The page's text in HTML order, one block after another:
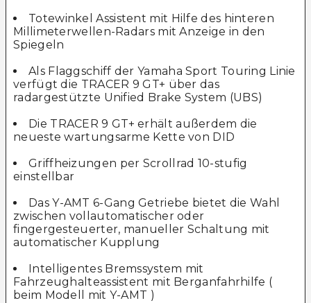
Totewinkel Assistent mit Hilfe des hinteren
Millimeterwellen-Radars mit Anzeige in den
Spiegeln
Als Flaggschiff der Yamaha Sport Touring Linie
verfügt die TRACER 9 GT+ über das
radargestützte Unified Brake System (UBS)
Die TRACER 9 GT+ erhält außerdem die
neueste wartungsarme Kette von DID
Griffheizungen per Scrollrad 10-stufig
einstellbar
Das Y-AMT 6-Gang Getriebe bietet die Wahl
zwischen vollautomatischer oder
fingergesteuerter, manueller Schaltung mit
automatischer Kupplung
Intelligentes Bremssystem mit
Fahrzeughalteassistent mit Berganfahrhilfe (
beim Modell mit Y-AMT )